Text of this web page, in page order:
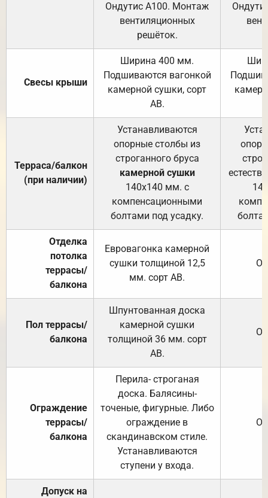
Ондутис А100. Монтаж
вентиляционных
решёток.
Свесы крыши
Ширина 400 мм.
Подшиваются вагонкой
камерной сушки, сорт
АВ.
Терраса/балкон
(при наличии)
Устанавливаются
опорные столбы из
строганного бруса
камерной сушки
140х140 мм. с
компенсационными
болтами под усадку.
Отделка
потолка
террасы/
балкона
Евровагонка камерной
сушки толщиной 12,5
мм. сорт АВ.
Пол террасы/
балкона
Шпунтованная доска
камерной сушки
толщиной 36 мм. сорт
АВ.
Ограждение
террасы/
балкона
Перила- строганая
доска. Балясины-
точеные, фигурные. Либо
ограждение в
скандинавском стиле.
Устанавливаются
ступени у входа.
Допуск на